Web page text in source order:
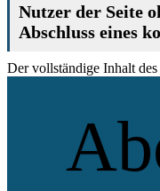
Nutzer der Seite
Abschluss eines
Der vollständige Inhalt